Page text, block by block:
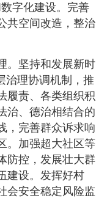
字化建设。完善
共空间改造，整治
。坚持和发展新时
治理协调机制，推
履责、各类组织积
治、德治相结合的
，完善群众诉求响
。加强超大社区等
防控，发展壮大群
建设。发挥好村
会安全稳定风险监